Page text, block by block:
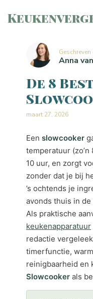
Anna
De 8
maart 27, 2026
Een slowcooker
temperatuur
10 uur, en zorgt
zonder dat je bij
’s ochtends je
avonds thuis in
Als praktische
keukenapparatuur
redactie
timerfunctie,
reinigbaarheid en
Slowcooker als